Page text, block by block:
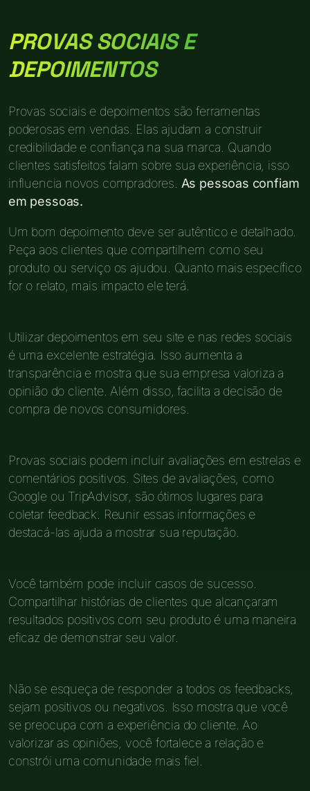
PROVAS SOCIAIS E
DEPOIMENTOS
Provas sociais e depoimentos são ferramentas
poderosas em vendas. Elas ajudam a construir
credibilidade e confiança na sua marca. Quando
clientes satisfeitos falam sobre sua experiência, isso
influencia novos compradores. As pessoas confiam
em pessoas.
Um bom depoimento deve ser autêntico e detalhado.
Peça aos clientes que compartilhem como seu
produto ou serviço os ajudou. Quanto mais específico
for o relato, mais impacto ele terá.
Utilizar depoimentos em seu site e nas redes sociais
é uma excelente estratégia. Isso aumenta a
transparência e mostra que sua empresa valoriza a
opinião do cliente. Além disso, facilita a decisão de
compra de novos consumidores.
Provas sociais podem incluir avaliações em estrelas e
comentários positivos. Sites de avaliações, como
Google ou TripAdvisor, são ótimos lugares para
coletar feedback. Reunir essas informações e
destacá-las ajuda a mostrar sua reputação.
Você também pode incluir casos de sucesso.
Compartilhar histórias de clientes que alcançaram
resultados positivos com seu produto é uma maneira
eficaz de demonstrar seu valor.
Não se esqueça de responder a todos os feedbacks,
sejam positivos ou negativos. Isso mostra que você
se preocupa com a experiência do cliente. Ao
valorizar as opiniões, você fortalece a relação e
constrói uma comunidade mais fiel.